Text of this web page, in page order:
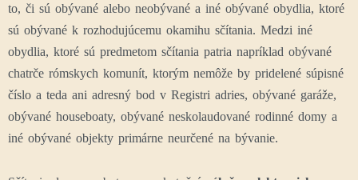
to, či sú obývané alebo neobývané a iné obývané obydlia, ktoré
sú obývané k rozhodujúcemu okamihu sčítania. Medzi iné
obydlia, ktoré sú predmetom sčítania patria napríklad obývané
chatrče rómskych komunít, ktorým nemôže by pridelené súpisné
číslo a teda ani adresný bod v Registri adries, obývané garáže,
obývané houseboaty, obývané neskolaudované rodinné domy a
iné obývané objekty primárne neurčené na bývanie.